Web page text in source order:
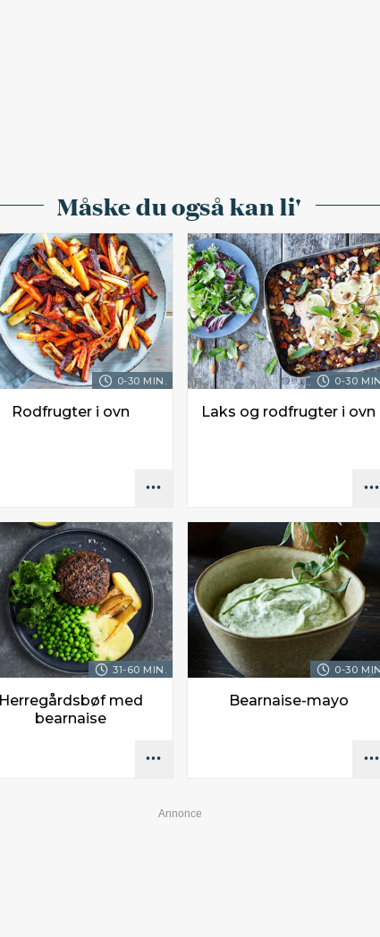
Måske du også kan li'
0-30 MIN.
Rodfrugter i ovn
0-30
Laks og rodfrugter i ovn
31-60 MIN.
Herregårdsbøf med
bearnaise
0-30
Bearnaise-mayo